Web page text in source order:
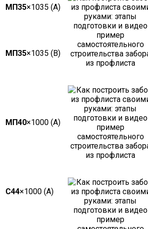
МП35×1035 (А)
МП35×1035 (В)
МП40×1000 (А)
С44×1000 (А)